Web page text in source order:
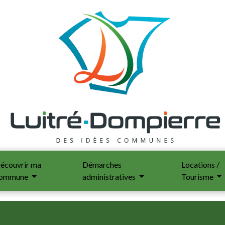
ma
Démarches
administratives
Locations /
Tourisme